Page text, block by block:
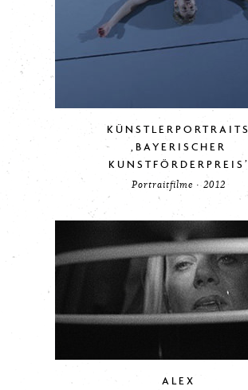
KÜNSTLERPORTRAITS
‚BAYERISCHER
KUNSTFÖRDERPREIS’
Portraitfilme · 2012
ALEX